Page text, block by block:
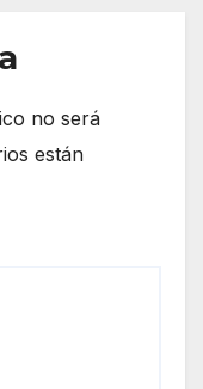
no será
están